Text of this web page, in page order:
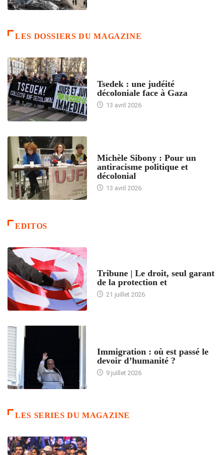
LES DOSSIERS DU MAGAZINE
Tsedek : une judéité
décoloniale face à Gaza
13 avril 2026
Michèle Sibony : Pour un
antiracisme politique et
décolonial
13 avril 2026
EDITOS
Tribune | Le droit, seul garant
de la protection et
21 juillet 2026
Immigration : où est passé le
devoir d’humanité ?
9 juillet 2026
LES SERIES DU MAGAZINE